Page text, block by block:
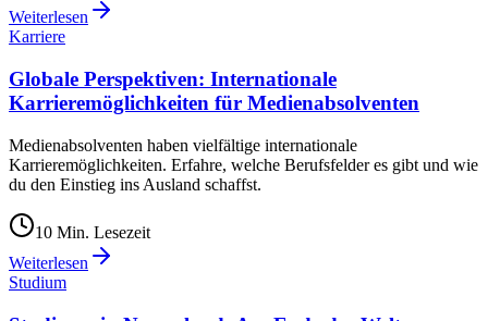
Weiterlesen
Karriere
Globale Perspektiven: Internationale
Karrieremöglichkeiten für Medienabsolventen
Medienabsolventen haben vielfältige internationale
Karrieremöglichkeiten. Erfahre, welche Berufsfelder es gibt und wie
du den Einstieg ins Ausland schaffst.
10 Min. Lesezeit
Weiterlesen
Studium